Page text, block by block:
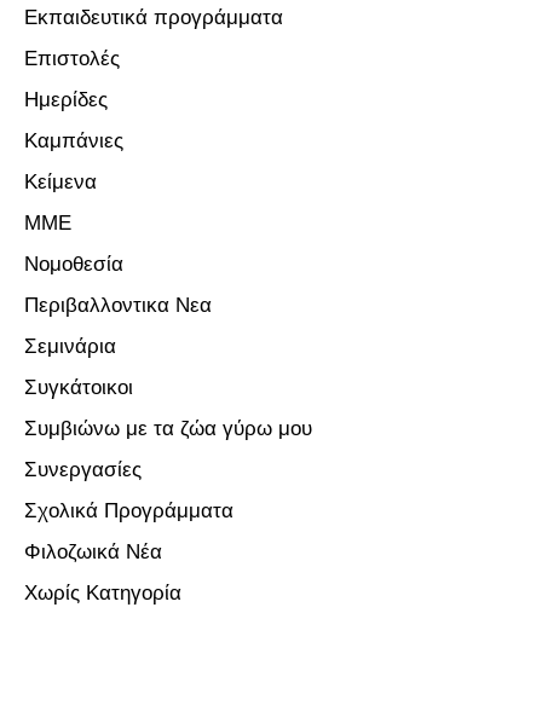
Εκπαιδευτικά προγράμματα
Επιστολές
Ημερίδες
Καμπάνιες
Κείμενα
ΜΜΕ
Νομοθεσία
Περιβαλλοντικα Νεα
Σεμινάρια
Συγκάτοικοι
Συμβιώνω με τα ζώα γύρω μου
Συνεργασίες
Σχολικά Προγράμματα
Φιλοζωικά Νέα
Χωρίς Κατηγορία